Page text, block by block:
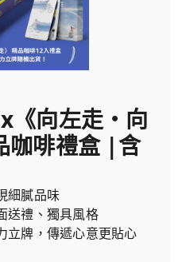
向左走・向
咖啡禮盒 |含
細膩品味
送禮、獨具風格
立牌，傳遞心意更貼心